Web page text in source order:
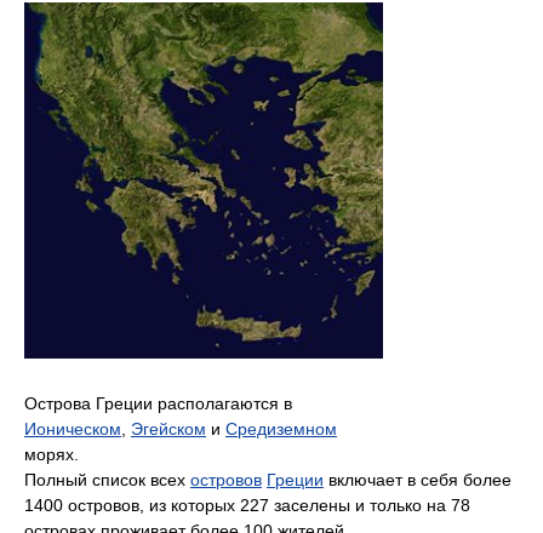
Острова Греции располагаются в
Ионическом
Эгейском и Средиземном
морях.
Полный список всех островов Греции включает в себя более
1400 островов, из которых 227 заселены и только на 78